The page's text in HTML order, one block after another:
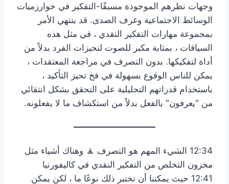
وجهات نظرهم الموجودة مسبقًا-التفكير في خوارزميات
الوسائط الاجتماعية وغرف الصدى. قد ينتهي الأمر
بمجموعة مهارات التفكير النقدي ، في مثل هذه
السياقات ، بمثابة مكبر للصوت لتحيزات الفرد بدلاً من
أداة لتفكيكها. بدون التصرف في مراجعة المعتقدات ،
يمكن للناس الوقوع بسهولة في فخ تحيز التأكيد ،
باستخدام قدراتهم التحليلية على التحقق بشكل انتقائي
من "يعرفون" بالفعل بدلاً من استكشاف ما لا يفعلونه.
12:34 الشيء المهم هو التصرف 🧘 وهناك أشياء مثل
مخزون التخلص من التفكير النقدي في كاليفورنيا
12:41 حيث يمكننا أن نختبر ذلك نوعًا ما ، لكن يمكن